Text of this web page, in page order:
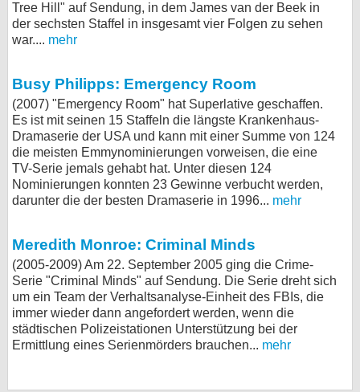
Tree Hill" auf Sendung, in dem James van der Beek in
der sechsten Staffel in insgesamt vier Folgen zu sehen
war.... mehr
Busy Philipps: Emergency Room
(2007) "Emergency Room" hat Superlative geschaffen.
Es ist mit seinen 15 Staffeln die längste Krankenhaus-
Dramaserie der USA und kann mit einer Summe von 124
die meisten Emmynominierungen vorweisen, die eine
TV-Serie jemals gehabt hat. Unter diesen 124
Nominierungen konnten 23 Gewinne verbucht werden,
darunter die der besten Dramaserie in 1996... mehr
Meredith Monroe: Criminal Minds
(2005-2009) Am 22. September 2005 ging die Crime-
Serie "Criminal Minds" auf Sendung. Die Serie dreht sich
um ein Team der Verhaltsanalyse-Einheit des FBIs, die
immer wieder dann angefordert werden, wenn die
städtischen Polizeistationen Unterstützung bei der
Ermittlung eines Serienmörders brauchen... mehr